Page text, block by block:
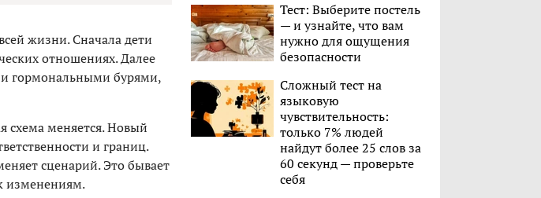
жизни. Сначала дети
отношениях. Далее
и гормональными бурями,
схема меняется. Новый
и границ.
сценарий. Это бывает
изменениям.
Тест: Выберите постель
— и узнайте, что вам
нужно для ощущения
безопасности
Сложный тест на
языковую
чувствительность:
только 7% людей
найдут более 25 слов за
60 секунд — проверьте
себя